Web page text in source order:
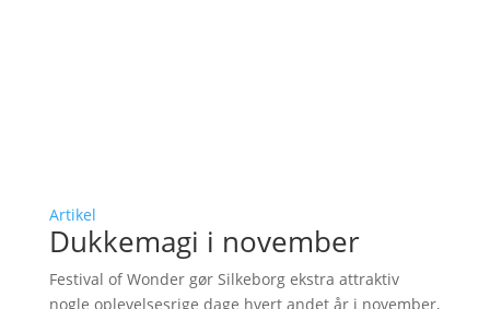
Artikel
Dukkemagi i november
Festival of Wonder gør Silkeborg ekstra attraktiv
nogle oplevelsesrige dage hvert andet år i november,